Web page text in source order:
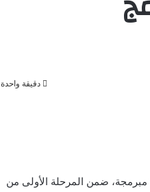
دقيقة واحدة
الأصالة: أعلنت وزارة المياه والصرف الصحي تنفيذ 320 بئرا ارتوازيا من أصل 326 مبرمجة، ضمن المرحلة الأولى من